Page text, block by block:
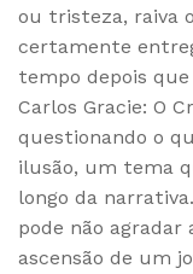
ou tristeza, raiva
certamente
tempo depois
Carlos Gracie: O
questionando o
ilusão, um tema
longo da
pode não
ascensão de um